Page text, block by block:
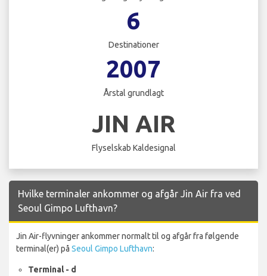
6
Destinationer
2007
Årstal grundlagt
JIN AIR
Flyselskab Kaldesignal
Hvilke terminaler ankommer og afgår Jin Air fra ved
Seoul Gimpo Lufthavn?
Jin Air-flyvninger ankommer normalt til og afgår fra følgende
terminal(er) på Seoul Gimpo Lufthavn:
Terminal - d